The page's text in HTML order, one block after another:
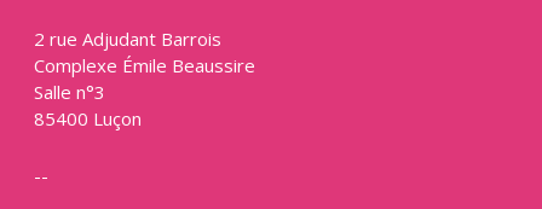
2 rue Adjudant Barrois
Complexe Émile Beaussire
Salle n°3
85400 Luçon
--